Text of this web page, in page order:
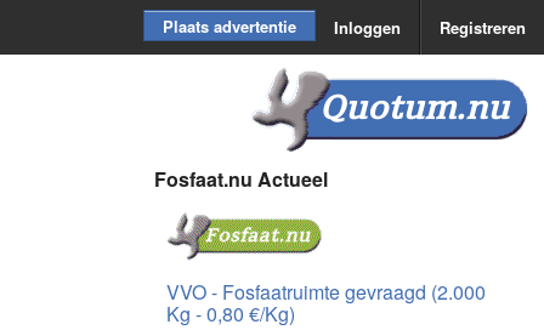
Plaats advertentie Inloggen Registreren
Quotum.nu
Fosfaat.nu Actueel
VVO - Fosfaatruimte gevraagd (2.000
Kg - 0,80 €/Kg)